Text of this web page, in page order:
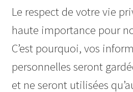
Le respect de votre vie
haute importance pour
C’est pourquoi, vos
personnelles seront
et ne seront utilisées